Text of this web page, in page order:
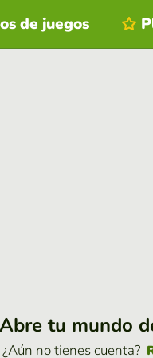
de juegos
Abre tu mundo
¿Aún no tienes cuenta?